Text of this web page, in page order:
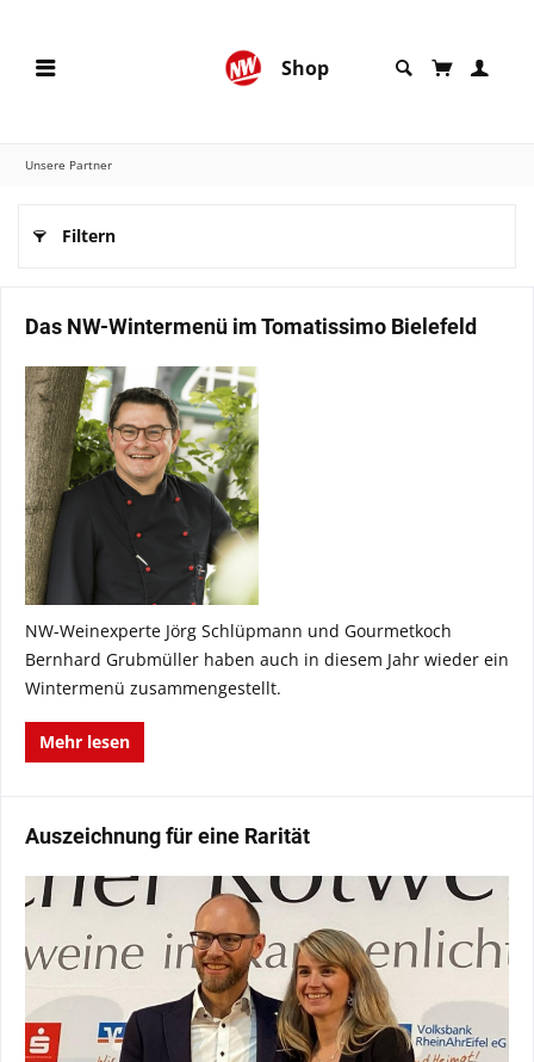
Shop
Unsere Partner
Filtern
Das NW-Wintermenü im Tomatissimo Bielefeld
NW-Weinexperte Jörg Schlüpmann und Gourmetkoch
Bernhard Grubmüller haben auch in diesem Jahr wieder ein
Wintermenü zusammengestellt.
Mehr lesen
Auszeichnung für eine Rarität